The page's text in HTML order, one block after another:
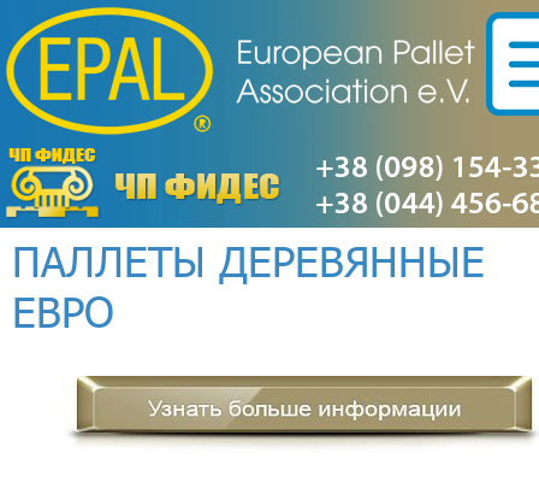
ПАЛЛЕТЫ ДЕРЕВЯННЫЕ
ЕВРО